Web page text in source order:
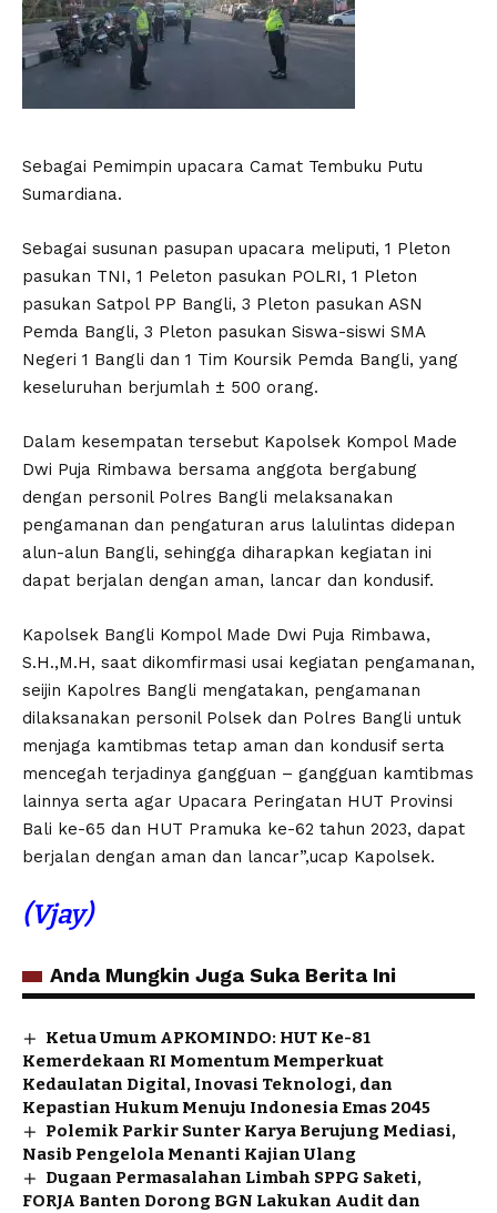
Sebagai Pemimpin upacara Camat Tembuku Putu
Sumardiana.
Sebagai susunan pasupan upacara meliputi, 1 Pleton
pasukan TNI, 1 Peleton pasukan POLRI, 1 Pleton
pasukan Satpol PP Bangli, 3 Pleton pasukan ASN
Pemda Bangli, 3 Pleton pasukan Siswa-siswi SMA
Negeri 1 Bangli dan 1 Tim Koursik Pemda Bangli, yang
keseluruhan berjumlah ± 500 orang.
Dalam kesempatan tersebut Kapolsek Kompol Made
Dwi Puja Rimbawa bersama anggota bergabung
dengan personil Polres Bangli melaksanakan
pengamanan dan pengaturan arus lalulintas didepan
alun-alun Bangli, sehingga diharapkan kegiatan ini
dapat berjalan dengan aman, lancar dan kondusif.
Kapolsek Bangli Kompol Made Dwi Puja Rimbawa,
S.H.,M.H, saat dikomfirmasi usai kegiatan pengamanan,
seijin Kapolres Bangli mengatakan, pengamanan
dilaksanakan personil Polsek dan Polres Bangli untuk
menjaga kamtibmas tetap aman dan kondusif serta
mencegah terjadinya gangguan – gangguan kamtibmas
lainnya serta agar Upacara Peringatan HUT Provinsi
Bali ke-65 dan HUT Pramuka ke-62 tahun 2023, dapat
berjalan dengan aman dan lancar”,ucap Kapolsek.
(Vjay)
Anda Mungkin Juga Suka Berita Ini
Ketua Umum APKOMINDO: HUT Ke-81
Kemerdekaan RI Momentum Memperkuat
Kedaulatan Digital, Inovasi Teknologi, dan
Kepastian Hukum Menuju Indonesia Emas 2045
Polemik Parkir Sunter Karya Berujung Mediasi,
Nasib Pengelola Menanti Kajian Ulang
Dugaan Permasalahan Limbah SPPG Saketi,
FORJA Banten Dorong BGN Lakukan Audit dan